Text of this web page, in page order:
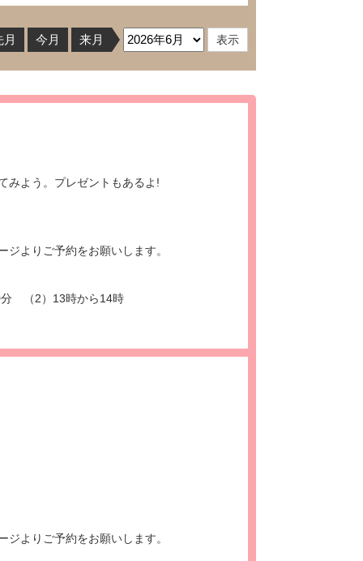
月 今月 来月
みよう。プレゼントもあるよ!
よりご予約をお願いします。
分 （2）13時から14時
よりご予約をお願いします。